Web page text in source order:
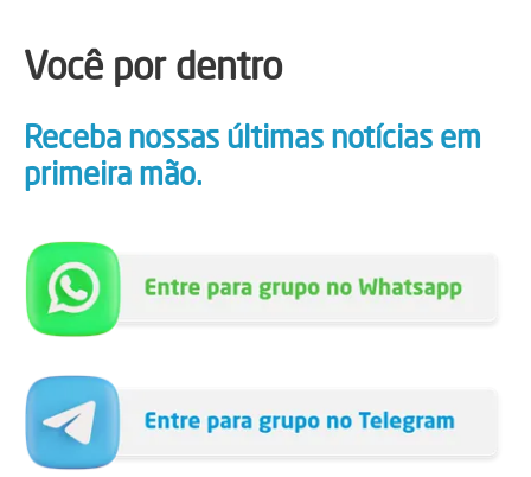
Você por dentro
Receba nossas últimas notícias em
primeira mão.